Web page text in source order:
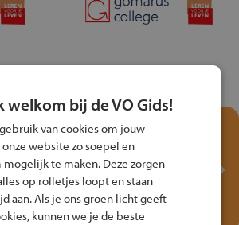
Test je kennis met het
Fiets Veilig
Verkeersspel!
Speel het Fiets Veilig Verkeersspel
en win een Cortina-fiets!
welkom bij de VO Gids!
van cookies om jouw
onze website zo soepel en
mogelijk te maken. Deze zorgen
op rolletjes loopt en staan
aan. Als je ons groen licht geeft
kunnen we je de beste